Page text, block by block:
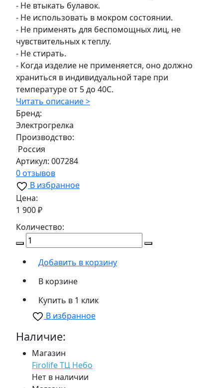
- Не втыкать булавок.
- Не использовать в мокром состоянии.
- Не применять для беспомощных лиц, не
чувствительных к теплу.
- Не стирать.
- Когда изделие не применяется, оно должно
храниться в индивидуальной таре при
температуре от 5 до 40С.
Читать описание >
Бренд:
Электрогрелка
Производство:
Россия
Артикул: 007284
0 отзывов
В избранное
Цена:
1 900 ₽
Количество:
Добавить в корзину
В корзине
Купить в 1 клик
В избранное
Наличие:
Магазин
Firolife ТЦ Небо
Нет в наличии